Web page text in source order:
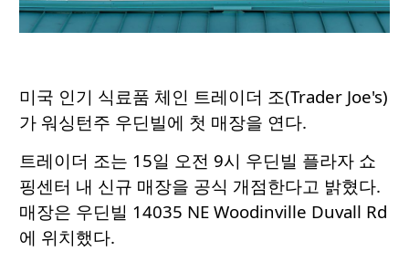
미국 인기 식료품 체인 트레이더 조(Trader Joe's)
가 워싱턴주 우딘빌에 첫 매장을 연다.
트레이더 조는 15일 오전 9시 우딘빌 플라자 쇼
핑센터 내 신규 매장을 공식 개점한다고 밝혔다.
매장은 우딘빌 14035 NE Woodinville Duvall Rd
에 위치했다.